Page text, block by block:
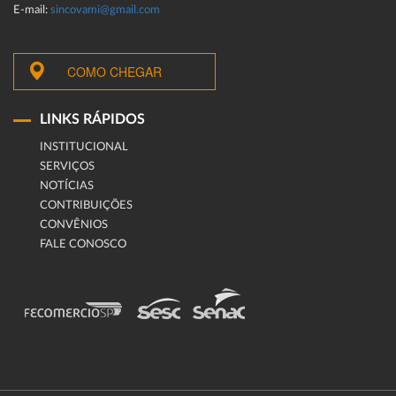
E-mail: sincovami@gmail.com
COMO CHEGAR
LINKS RÁPIDOS
INSTITUCIONAL
SERVIÇOS
NOTÍCIAS
CONTRIBUIÇÕES
CONVÊNIOS
FALE CONOSCO